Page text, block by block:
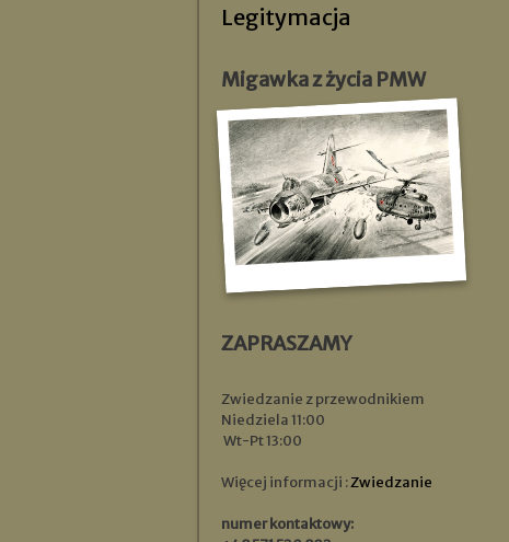
Legitymacja
Migawka z życia PMW
ZAPRASZAMY
Zwiedzanie z przewodnikiem
Niedziela 11:00
Wt-Pt 13:00
Więcej informacji :Zwiedzanie
numer kontaktowy: